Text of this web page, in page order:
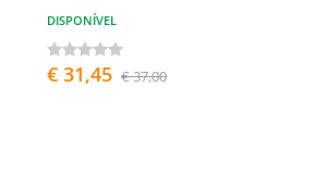
DISPONÍVEL
€ 31,45 € 37,00